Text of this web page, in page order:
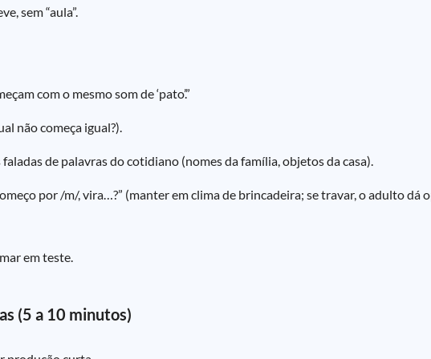
sem “aula”.
com o mesmo som de ‘pato’.”
não começa igual?).
de palavras do cotidiano (nomes da família, objetos da casa).
começo por /m/, vira…?” (manter em clima de brincadeira; se travar, o adulto dá
em teste.
(5 a 10 minutos)